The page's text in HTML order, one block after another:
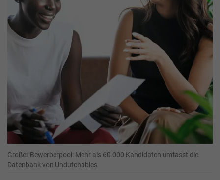
Großer Bewerberpool: Mehr als 60.000 Kandidaten umfasst die
Datenbank von Undutchables